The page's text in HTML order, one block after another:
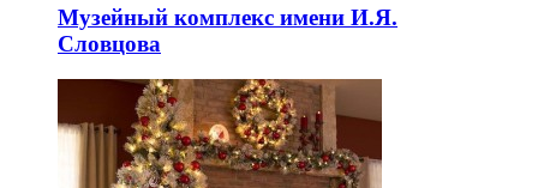
Музейный комплекс имени И.Я.
Словцова